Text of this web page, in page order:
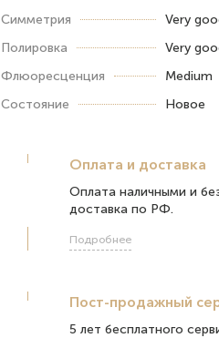
Симметрия
Very
Полировка
Very
Флюоресценция
Medium
Состояние
Новое
Оплата и доставка
Оплата наличными и
доставка по РФ.
Подробнее
Пост-продажный
5 лет бесплатного